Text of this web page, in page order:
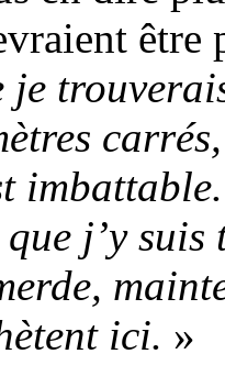
être
je
j’y
ici. »